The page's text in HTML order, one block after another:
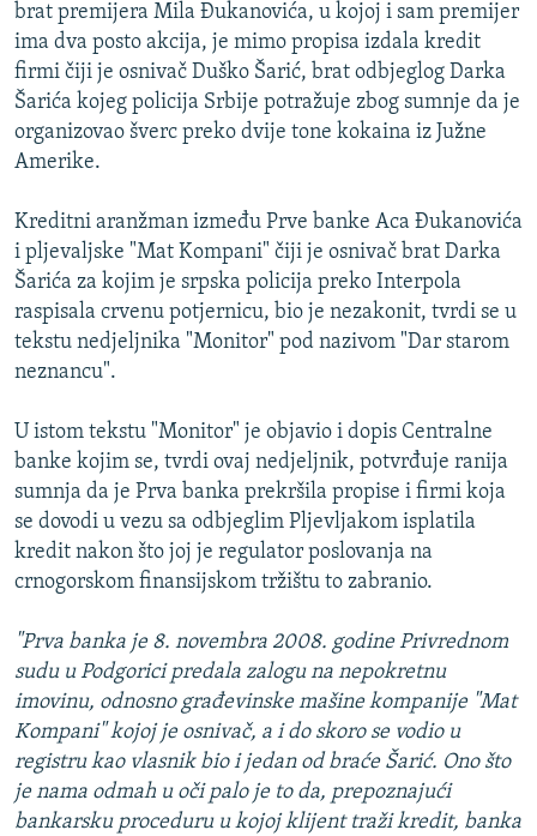
MOJA EVROPA
TRI DECENIJE OD RATA U BIH
SVE KARTE DEJTONA
NASTANAK I RASPAD JUGOSLAVIJE
brat premijera Mila Đukanovića, u kojoj i sam premijer
ima dva posto akcija, je mimo propisa izdala kredit
firmi čiji je osnivač Duško Šarić, brat odbjeglog Darka
Šarića kojeg policija Srbije potražuje zbog sumnje da je
organizovao šverc preko dvije tone kokaina iz Južne
Amerike.
Kreditni aranžman između Prve banke Aca Đukanovića
i pljevaljske "Mat Kompani" čiji je osnivač brat Darka
Šarića za kojim je srpska policija preko Interpola
raspisala crvenu potjernicu, bio je nezakonit, tvrdi se u
tekstu nedjeljnika "Monitor" pod nazivom "Dar starom
neznancu".
U istom tekstu "Monitor" je objavio i dopis Centralne
banke kojim se, tvrdi ovaj nedjeljnik, potvrđuje ranija
sumnja da je Prva banka prekršila propise i firmi koja
se dovodi u vezu sa odbjeglim Pljevljakom isplatila
kredit nakon što joj je regulator poslovanja na
crnogorskom finansijskom tržištu to zabranio.
"Prva banka je 8. novembra 2008. godine Privrednom
sudu u Podgorici predala zalogu na nepokretnu
imovinu, odnosno građevinske mašine kompanije "Mat
Kompani" kojoj je osnivač, a i do skoro se vodio u
registru kao vlasnik bio i jedan od braće Šarić. Ono što
je nama odmah u oči palo je to da, prepoznajući
bankarsku proceduru u kojoj klijent traži kredit, banka